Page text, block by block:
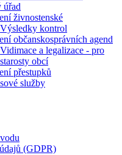
úřad
živnostenské
Výsledky kontrol
občanskosprávních agend
Vidimace a legalizace - pro
starosty obcí
přestupků
služby
(GDPR)